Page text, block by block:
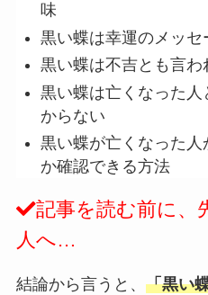
味
黒い蝶は幸運のメッセ
黒い蝶は不吉とも言わ
黒い蝶は亡くなった
からない
黒い蝶が亡くなった人
か確認できる方法
記事を読む前に、
人へ…
結論から言うと、 「黒い